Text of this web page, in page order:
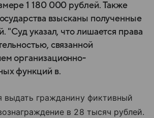
1 180 000 рублей. Также
взысканы полученные
"Суд указал, что лишается права
связанной
организационно-
функций в.
выдать гражданину фиктивный
в 28 тысяч рублей.